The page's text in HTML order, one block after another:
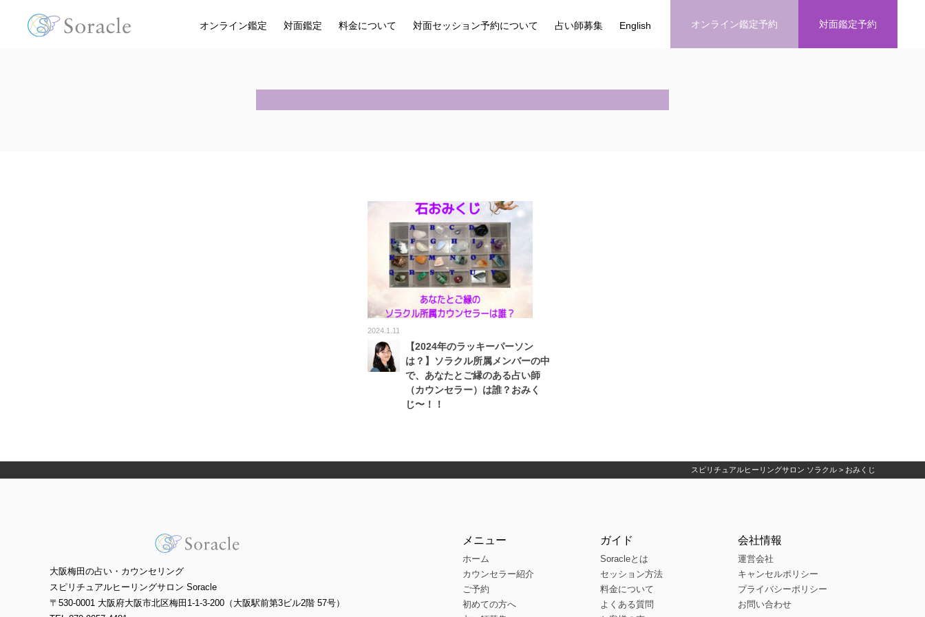
オンライン鑑定 対面鑑定 料金について 対面セッション予約について 占い師募集 English オンライン鑑定予約 対面鑑定予約
2024.1.11
【2024年のラッキーパーソン
は？】ソラクル所属メンバーの中
で、あなたとご縁のある占い師
（カウンセラー）は誰？おみく
じ〜！！
スピリチュアルヒーリングサロン ソラクル > おみくじ
大阪梅田の占い・カウンセリング
スピリチュアルヒーリングサロン Soracle
〒530-0001 大阪府大阪市北区梅田1-1-3-200（大阪駅前第3ビル2階 57号）
メニュー
ホーム
カウンセラー紹介
ご予約
初めての方へ
ガイド
Soracleとは
セッション方法
料金について
よくある質問
会社情報
運営会社
キャンセルポリシー
プライバシーポリシー
お問い合わせ